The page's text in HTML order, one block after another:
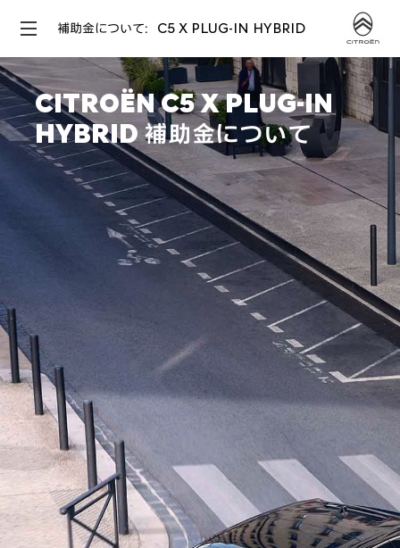
補助金について：C5 X PLUG-IN HYBRID
CITROËN C5 X PLUG-IN
HYBRID 補助金について